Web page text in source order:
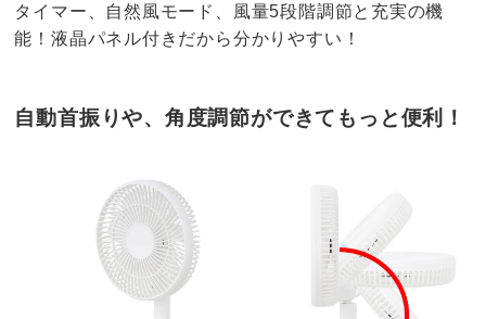
タイマー、自然風モード、風量5段階調節と充実の機
能！液晶パネル付きだから分かりやすい！
自動首振りや、角度調節ができてもっと便利！